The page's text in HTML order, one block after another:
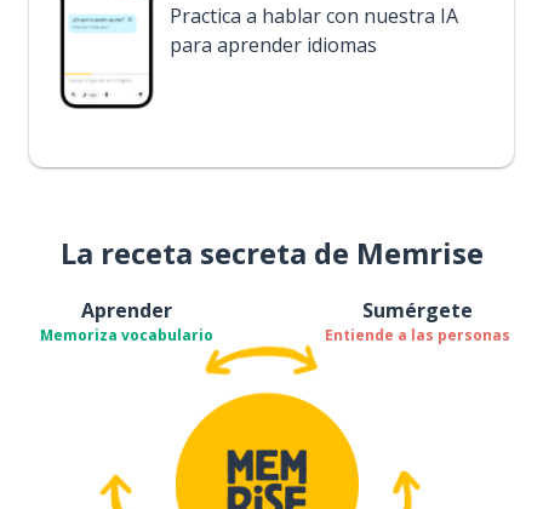
Practica a hablar con nuestra IA
para aprender idiomas
La receta secreta de Memrise
Aprender
Memoriza vocabulario
Sumérgete
Entiende a las personas